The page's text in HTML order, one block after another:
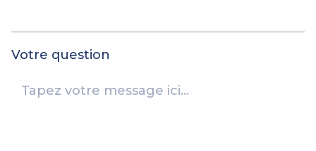
Votre question